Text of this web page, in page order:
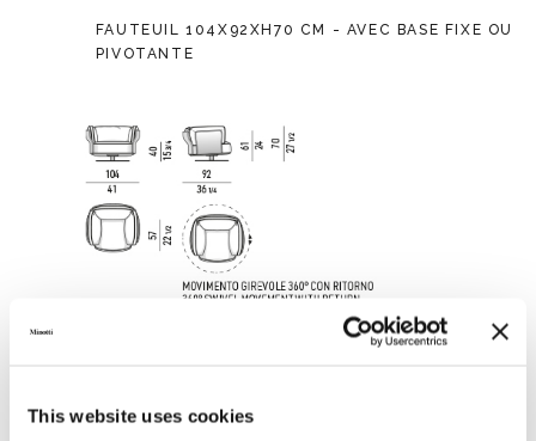
This website uses cookies
FAUTEUIL 104X92XH70 CM - AVEC BASE FIXE OU
PIVOTANTE